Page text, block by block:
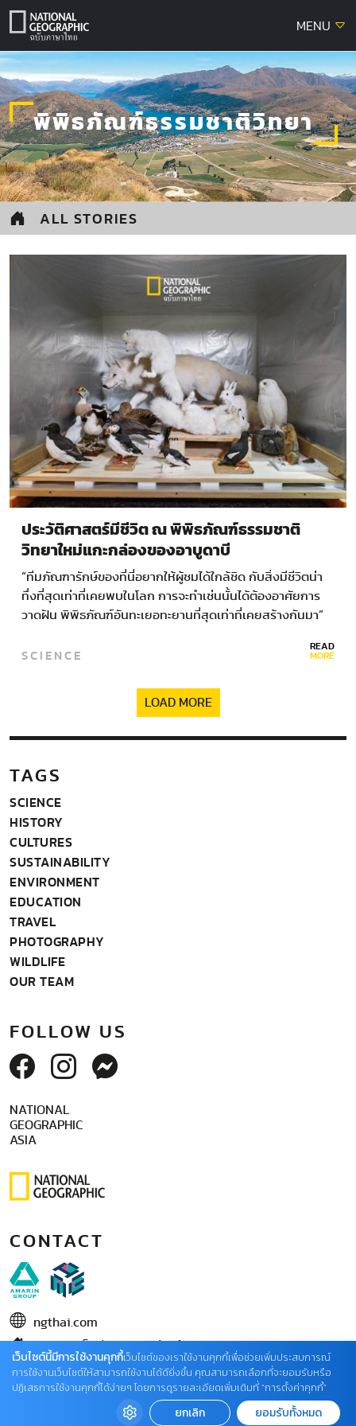
Skip
MENU
พิพิธภัณฑ์ธรรมชาติวิทยา
ALL STORIES
ประวัติศาสตร์มีชีวิต ณ พิพิธภัณฑ์ธรรมชาติ
วิทยาใหม่แกะกล่องของอาบูดาบี
“ทีมภัณฑารักษ์ของที่นี่อยากให้ผู้ชมได้ใกล้ชิด กับสิ่งมีชีวิตน่า
ทึ่งที่สุดเท่าที่เคยพบในโลก การจะทำเช่นนั้นได้ต้องอาศัยการ
วาดฝัน พิพิธภัณฑ์อันทะเยอทะยานที่สุดเท่าที่เคยสร้างกันมา”
กิโลเมตรต่อชั่วโมง…
SCIENCE READ
MORE
LOAD MORE
TAGS
SCIENCE
HISTORY
CULTURES
SUSTAINABILITY
ENVIRONMENT
EDUCATION
TRAVEL
PHOTOGRAPHY
WILDLIFE
OUR TEAM
FOLLOW US
NATIONAL
GEOGRAPHIC
ASIA
CONTACT
ngthai.com
ในเครือ บริษัท อมรินทร์ คอร์เปอเรชั่นส์ จำกัด (มหาชน)
02 422 9999 ต่อ 4220
ติดต่อแจ้งปัญหาหรือร้องเรียน
เว็บไซต์นี้มีการใช้งานคุกกี้เว็บไซต์ของเราใช้งานคุกกี้เพื่อช่วยเพิ่มประสบการณ์
การใช้งานเว็บไซต์ให้สามารถใช้งานได้ดียิ่งขึ้น คุณสามารถเลือกที่จะยอมรับหรือ
ปฏิเสธการใช้งานคุกกี้ได้ง่ายๆ โดยการดูรายละเอียดเพิ่มเติมที่ “การตั้งค่าคุกกี้”
ยกเลิก ยอมรับทั้งหมด